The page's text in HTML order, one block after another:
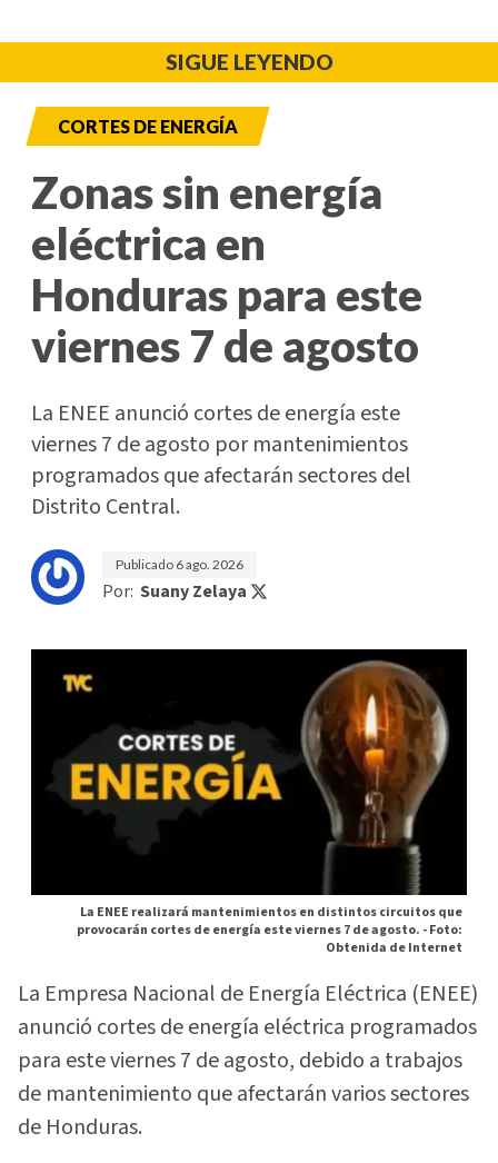
SIGUE LEYENDO
CORTES DE ENERGÍA
Zonas sin energía
eléctrica en
Honduras para este
viernes 7 de agosto
La ENEE anunció cortes de energía este
viernes 7 de agosto por mantenimientos
programados que afectarán sectores del
Distrito Central.
Publicado 6 ago. 2026
Por: Suany Zelaya
La ENEE realizará mantenimientos en distintos circuitos que
provocarán cortes de energía este viernes 7 de agosto. -Foto:
Obtenida de Internet
La Empresa Nacional de Energía Eléctrica (ENEE)
anunció cortes de energía eléctrica programados
para este viernes 7 de agosto, debido a trabajos
de mantenimiento que afectarán varios sectores
de Honduras.